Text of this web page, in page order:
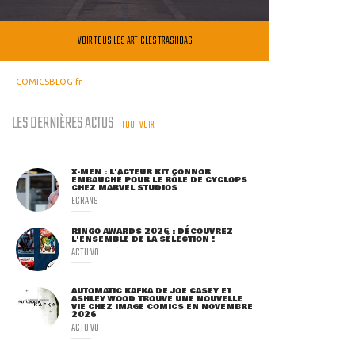
VOIR TOUS LES ARTICLES TRASHBAG
COMICSBLOG.fr
LES DERNIÈRES ACTUS TOUT VOIR
X-MEN : L'ACTEUR KIT CONNOR
EMBAUCHÉ POUR LE RÔLE DE CYCLOPS
CHEZ MARVEL STUDIOS
ECRANS
RINGO AWARDS 2026 : DÉCOUVREZ
L'ENSEMBLE DE LA SÉLECTION !
ACTU VO
AUTOMATIC KAFKA DE JOE CASEY ET
ASHLEY WOOD TROUVE UNE NOUVELLE
VIE CHEZ IMAGE COMICS EN NOVEMBRE
2026
ACTU VO